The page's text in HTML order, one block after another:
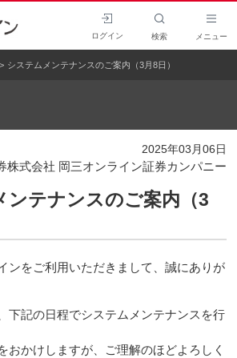
ログイン 検索 メニュー
システムメンテナンスのご案内（3月8日）
2025年03月06日
株式会社 岡三オンライン証券カンパニー
ンテナンスのご案内（3
ンをご利用いただきまして、誠にありが
下記の日程でシステムメンテナンスを行
おかけしますが、ご理解のほどよろしく